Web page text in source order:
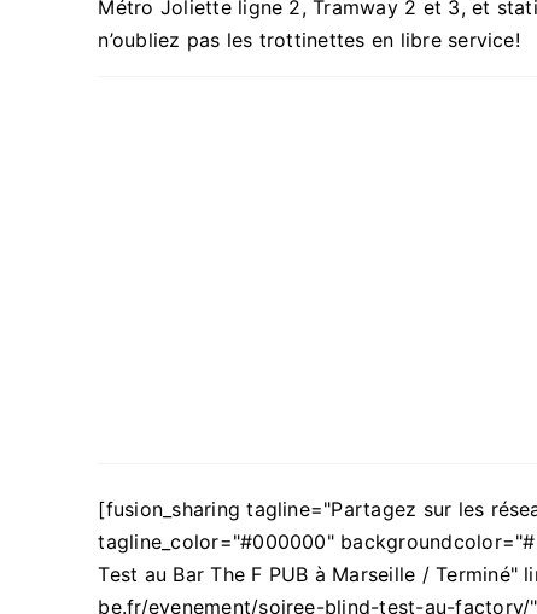
Métro Joliette ligne 2, Tramway 2 et 3, et
n’oubliez pas les trottinettes en libre service!
[fusion_sharing tagline="Partagez sur les
tagline_color="#000000"
Test au Bar The F PUB à Marseille /
be.fr/evenement/soiree-blind-test-au-